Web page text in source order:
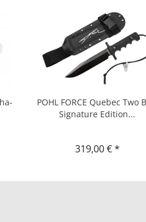
POHL FORCE Quebec Two
Signature Edition...
319,00 € *